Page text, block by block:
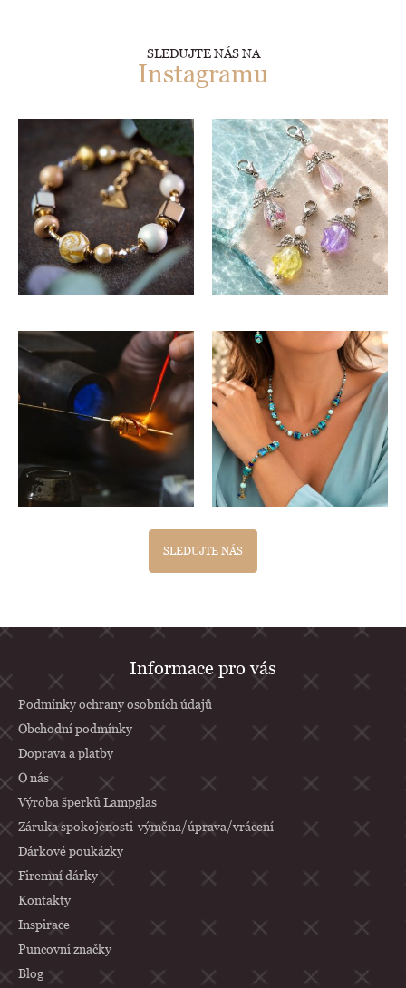
SLEDUJTE NÁS NA
Instagramu
SLEDUJTE NÁS
á
a
í
Informace pro vás
Podmínky ochrany osobních údajů
Obchodní podmínky
Doprava a platby
O nás
Výroba šperků Lampglas
Záruka spokojenosti-výměna/úprava/vrácení
Dárkové poukázky
Firemní dárky
Kontakty
Inspirace
Puncovní značky
Blog